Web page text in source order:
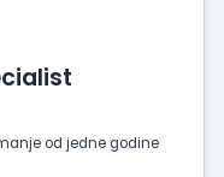
od jedne godine